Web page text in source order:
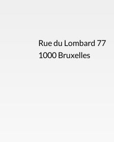
Rue du Lombard 77
1000 Bruxelles